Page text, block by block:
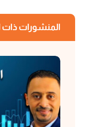
المنشورات ذات